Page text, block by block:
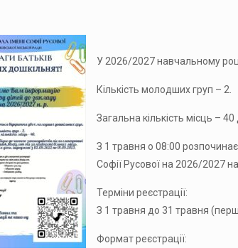
У 2026/2027 навчальному
Кількість молодших груп – 2.
Загальна кількість місць –
З 1 травня о 08:00
Софії Русової на 2026/2027
Терміни реєстрації:
З 1 травня до 31 травня
Формат реєстрації: